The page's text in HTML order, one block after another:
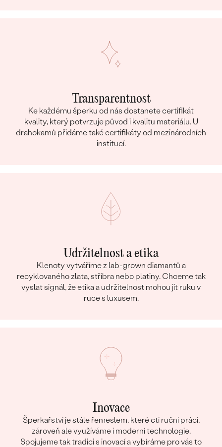
Transparentnost
Ke každému šperku od nás dostanete certifikát
kvality, který potvrzuje původ i kvalitu materiálu. U
drahokamů přidáme také certifikáty od mezinárodních
institucí.
Udržitelnost a etika
Klenoty vytváříme z lab-grown diamantů a
recyklovaného zlata, stříbra nebo platiny. Chceme tak
vyslat signál, že etika a udržitelnost mohou jít ruku v
ruce s luxusem.
Inovace
Šperkařství je stále řemeslem, které ctí ruční práci,
zároveň ale využíváme i moderní technologie.
Spojujeme tak tradici s inovací a vybíráme pro vás to